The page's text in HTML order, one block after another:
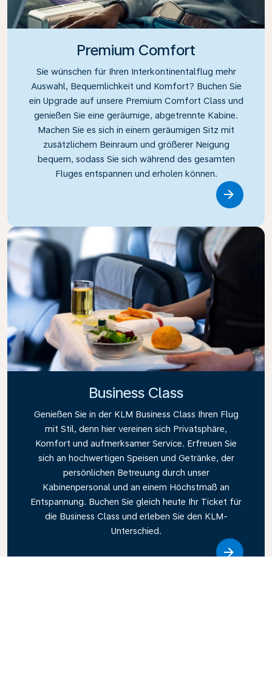
Premium Comfort
Sie wünschen für Ihren Interkontinentalflug mehr
Auswahl, Bequemlichkeit und Komfort? Buchen Sie
ein Upgrade auf unsere Premium Comfort Class und
genießen Sie eine geräumige, abgetrennte Kabine.
Machen Sie es sich in einem geräumigen Sitz mit
zusätzlichem Beinraum und größerer Neigung
bequem, sodass Sie sich während des gesamten
Fluges entspannen und erholen können.
Business Class
Genießen Sie in der KLM Business Class Ihren Flug
mit Stil, denn hier vereinen sich Privatsphäre,
Komfort und aufmerksamer Service. Erfreuen Sie
sich an hochwertigen Speisen und Getränke, der
persönlichen Betreuung durch unser
Kabinenpersonal und an einem Höchstmaß an
Entspannung. Buchen Sie gleich heute Ihr Ticket für
die Business Class und erleben Sie den KLM-
Unterschied.